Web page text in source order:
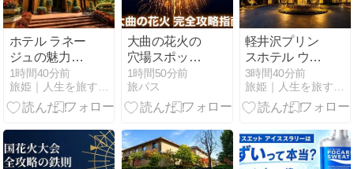
ホテル ラネー
ジュの魅力
は？客室・ア
クセスを紹介
1時間40分前
旅姫｜人生を旅するすべての人のお供に
大曲の花火の
穴場スポット
と混雑を避け
て楽しむ完全
攻略ガイド
1時間50分前
旅パス
軽井沢プリン
スホテル ウエ
ストの魅力
は？温泉・ア
クセス・駐車
3時間40分前
旅姫｜人生を旅するすべての人のお供に